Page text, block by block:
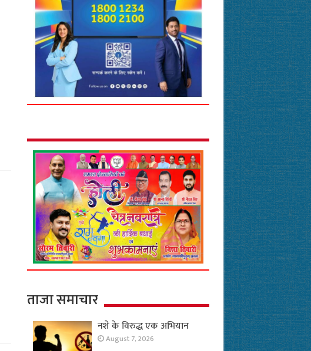
ताजा समाचार
नशे के विरुद्ध एक अभियान
August 7, 2026